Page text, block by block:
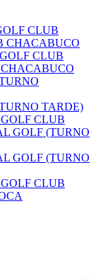
CLUB
CHACABUCO
CLUB
TARDE)
CLUB
GOLF (TURNO
GOLF (TURNO
CLUB